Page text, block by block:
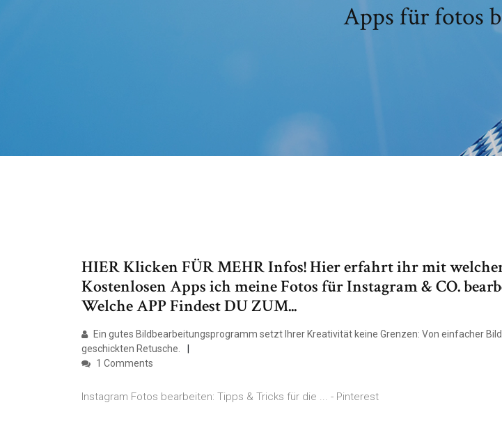
Apps für fotos
HIER Klicken FÜR MEHR Infos! Hier erfahrt ihr mit
Kostenlosen Apps ich meine Fotos für Instagram & CO.
Welche APP Findest DU ZUM...
Ein gutes Bildbearbeitungsprogramm setzt Ihrer Kreativität keine Grenzen: Von einfacher
geschickten Retusche.
1 Comments
Instagram Fotos bearbeiten: Tipps & Tricks für die ... - Pinterest